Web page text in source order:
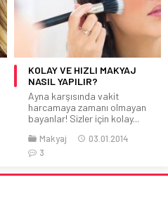
KOLAY VE HIZLI MAKYAJ
NASIL YAPILIR?
Ayna karşısında vakit
harcamaya zamanı olmayan
bayanlar! Sizler için kolay...
Makyaj
03.01.2014
3